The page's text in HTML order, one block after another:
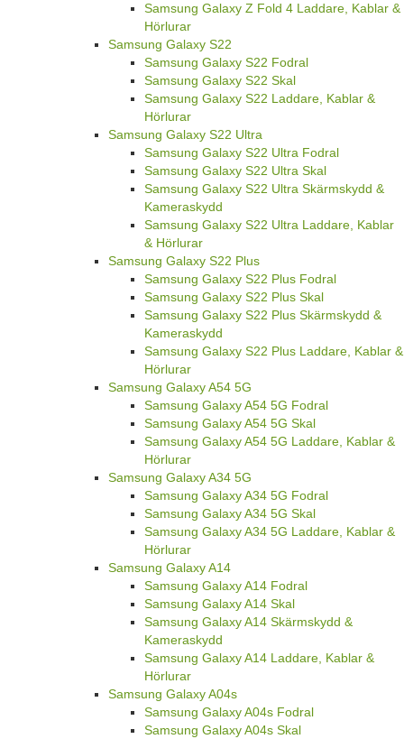
Samsung Galaxy Z Fold 4 Laddare, Kablar &
Hörlurar
Samsung Galaxy S22
Samsung Galaxy S22 Fodral
Samsung Galaxy S22 Skal
Samsung Galaxy S22 Laddare, Kablar &
Hörlurar
Samsung Galaxy S22 Ultra
Samsung Galaxy S22 Ultra Fodral
Samsung Galaxy S22 Ultra Skal
Samsung Galaxy S22 Ultra Skärmskydd &
Kameraskydd
Samsung Galaxy S22 Ultra Laddare, Kablar
& Hörlurar
Samsung Galaxy S22 Plus
Samsung Galaxy S22 Plus Fodral
Samsung Galaxy S22 Plus Skal
Samsung Galaxy S22 Plus Skärmskydd &
Kameraskydd
Samsung Galaxy S22 Plus Laddare, Kablar &
Hörlurar
Samsung Galaxy A54 5G
Samsung Galaxy A54 5G Fodral
Samsung Galaxy A54 5G Skal
Samsung Galaxy A54 5G Laddare, Kablar &
Hörlurar
Samsung Galaxy A34 5G
Samsung Galaxy A34 5G Fodral
Samsung Galaxy A34 5G Skal
Samsung Galaxy A34 5G Laddare, Kablar &
Hörlurar
Samsung Galaxy A14
Samsung Galaxy A14 Fodral
Samsung Galaxy A14 Skal
Samsung Galaxy A14 Skärmskydd &
Kameraskydd
Samsung Galaxy A14 Laddare, Kablar &
Hörlurar
Samsung Galaxy A04s
Samsung Galaxy A04s Fodral
Samsung Galaxy A04s Skal